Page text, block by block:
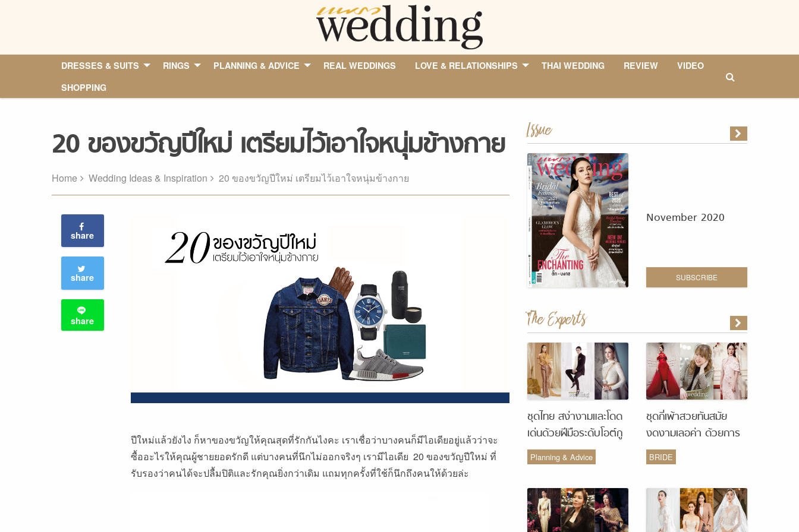
DRESSES & SUITS RINGS PLANNING & ADVICE REAL WEDDINGS LOVE & RELATIONSHIPS THAI WEDDING REVIEW
VIDEO
SHOPPING
20 ของขวัญปีใหม่ เตรียมไว้เอาใจหนุ่มข้างกาย
Home Wedding Ideas & Inspiration 20 ของขวัญปีใหม่ เตรียมไว้เอาใจหนุ่มข้างกาย
share
share
share
ปีใหม่แล้วยังไง ก็หาของขวัญให้คุณสุดที่รักกันไงคะ เราเชื่อว่าบางคนก็มีไอเดียอยู่แล้วว่าจะ
ซื้ออะไรให้คุณผู้ชายยอดรักดี แต่บางคนที่นึกไม่ออกจริงๆ เรามีไอเดีย 20 ของขวัญปีใหม่ ที่
รับรองว่าคนได้จะปลื้มปิติและรักคุณยิ่งกว่าเดิม แถมทุกครั้งที่ใช้ก็นึกถึงคนให้ด้วยล่ะ
Issue
November 2020
SUBSCRIBE
The Experts
ชุดไทย สง่างามและโดด
เด่นด้วยฝีมือระดับโอต์กู
ตูร์ จากห้องเสื้อ Vanus
Couture
Planning & Advice
ชุดกี่เพ้าสวยทันสมัย
งดงามเลอค่า ด้วยการ
รังสรรค์จากห้องเสื้อ
Monique Wedding
BRIDE